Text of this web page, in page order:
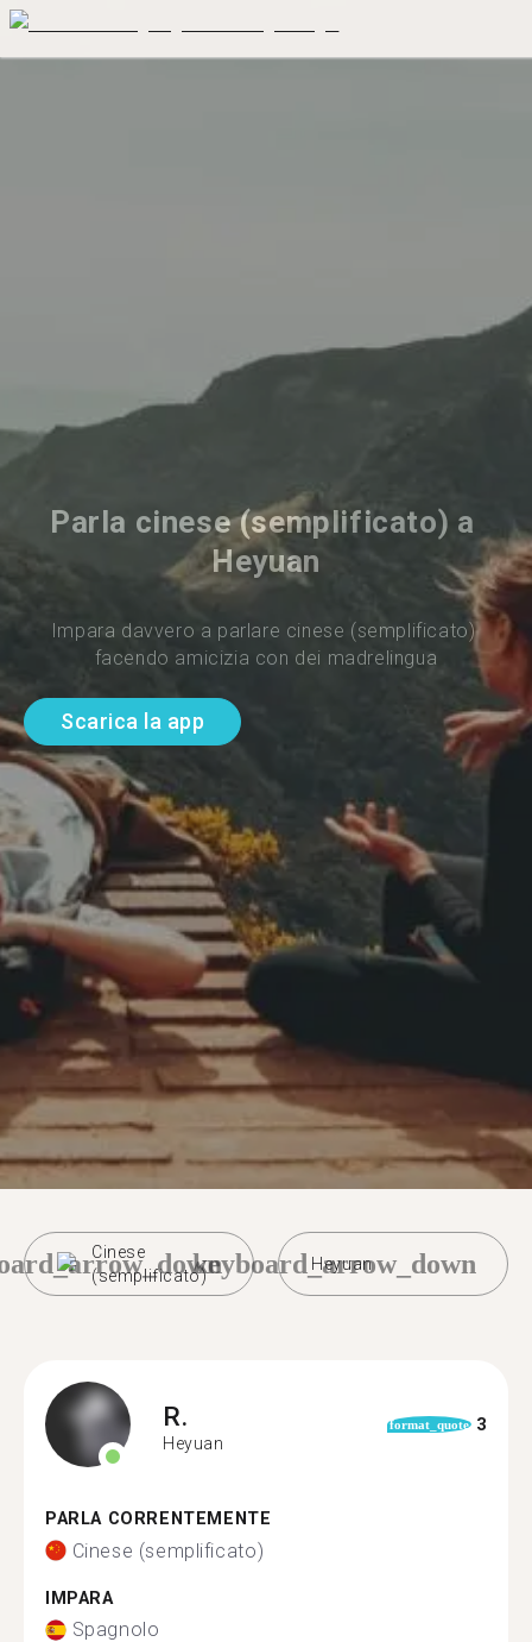
Parla cinese (semplificato) a
Heyuan
Impara davvero a parlare cinese (semplificato)
facendo amicizia con dei madrelingua
Scarica la app
Cinese
(semplificato)
Heyuan
keyboard_arrow_down
R.
Heyuan
format_quote 3
PARLA CORRENTEMENTE
Cinese (semplificato)
IMPARA
Spagnolo